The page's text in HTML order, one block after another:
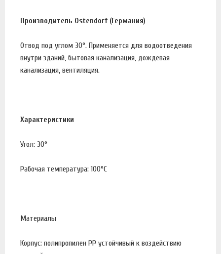
Производитель Ostendorf (Германия)
Отвод под углом 30°. Применяется для водоотведения
внутри зданий, бытовая канализация, дождевая
канализация, вентиляция.
Характеристики
Угол: 30°
Рабочая температура: 100°С
Материалы
Корпус: полипропилен PP устойчивый к воздействию